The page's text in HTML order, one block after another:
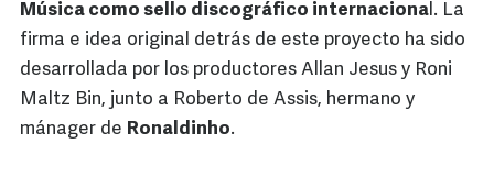
Música como sello discográfico internacional. La
firma e idea original detrás de este proyecto ha sido
desarrollada por los productores Allan Jesus y Roni
Maltz Bin, junto a Roberto de Assis, hermano y
mánager de Ronaldinho.